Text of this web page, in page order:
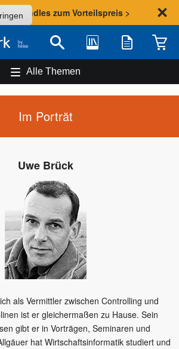
Bundles zum Vorteilspreis >
Suche Bibliothek Merkliste
Alle Themen
Im Porträt
Uwe Brück
als Vermittler zwischen Controlling und
ist er gleichermaßen zu Hause. Sein
gibt er in Vorträgen, Seminaren und
hat Wirtschaftsinformatik studiert und